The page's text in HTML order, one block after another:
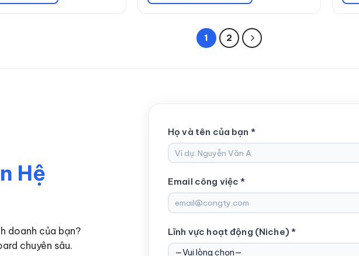
1 2
Hệ
doanh của bạn?
chuyên sâu.
Họ và tên của bạn *
Email công việc *
Lĩnh vực hoạt động (Niche) *